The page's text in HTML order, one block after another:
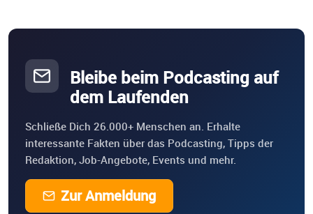
Bleibe beim Podcasting auf
dem Laufenden
Schließe Dich 26.000+ Menschen an. Erhalte
interessante Fakten über das Podcasting, Tipps der
Redaktion, Job-Angebote, Events und mehr.
Zur Anmeldung